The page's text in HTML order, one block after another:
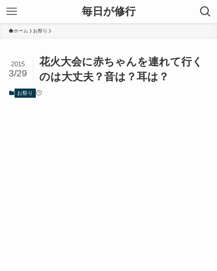
毎日が修行
ホーム お祭り
花火大会に赤ちゃんを連れて行く
のは大丈夫？音は？耳は？
2015
3/29
お祭り